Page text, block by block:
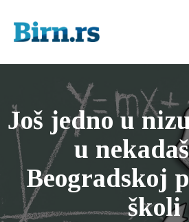
Još jedno u
u
Beogradskoj
školi